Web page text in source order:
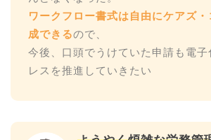
ワークフロー書式は自由にケアズ
成できるので、
今後、口頭でうけていた申請も電子